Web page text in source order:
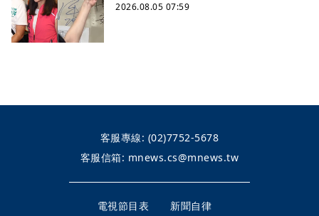
2026.08.05 07:59
客服專線: (02)7752-5678
客服信箱: mnews.cs@mnews.tw
電視節目表 新聞自律